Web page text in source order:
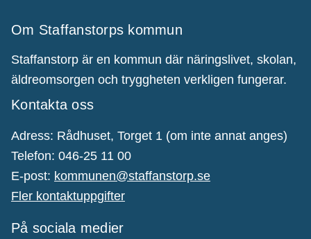
Om Staffanstorps kommun
Staffanstorp är en kommun där näringslivet, skolan,
äldreomsorgen och tryggheten verkligen fungerar.
Kontakta oss
Adress: Rådhuset, Torget 1 (om inte annat anges)
Telefon: 046-25 11 00
E-post: kommunen@staffanstorp.se
Fler kontaktuppgifter
På sociala medier